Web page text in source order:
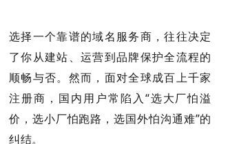
选择一个靠谱的域名服务商，往往决定
了你从建站、运营到品牌保护全流程的
顺畅与否。然而，面对全球成百上千家
注册商，国内用户常陷入“选大厂怕溢
价，选小厂怕跑路，选国外怕沟通难”的
纠结。